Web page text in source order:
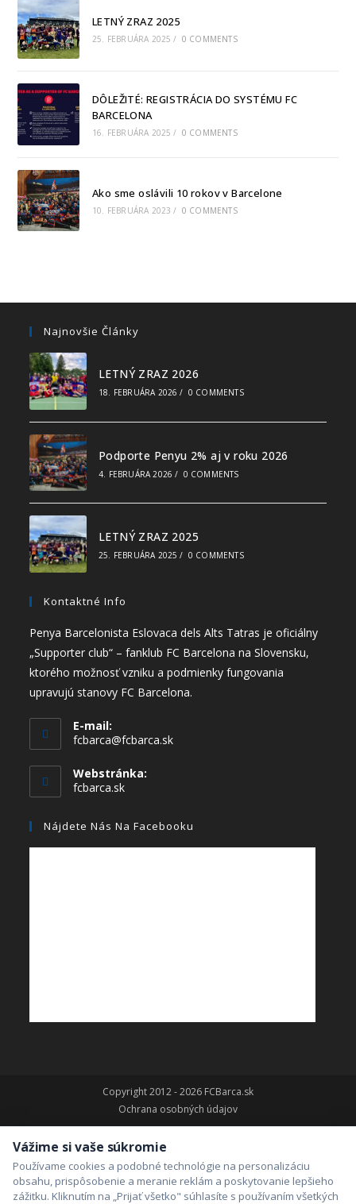
LETNÝ ZRAZ 2025
25. FEBRUÁRA 2025 / 0 COMMENTS
DÔLEŽITÉ: REGISTRÁCIA DO SYSTÉMU FC
BARCELONA
16. FEBRUÁRA 2025 / 0 COMMENTS
Ako sme oslávili 10 rokov v Barcelone
10. FEBRUÁRA 2023 / 0 COMMENTS
Najnovšie Články
LETNÝ ZRAZ 2026
18. FEBRUÁRA 2026 / 0 COMMENTS
Podporte Penyu 2% aj v roku 2026
4. FEBRUÁRA 2026 / 0 COMMENTS
LETNÝ ZRAZ 2025
25. FEBRUÁRA 2025 / 0 COMMENTS
Kontaktné Info
Penya Barcelonista Eslovaca dels Alts Tatras je oficiálny
„Supporter club“ – fanklub FC Barcelona na Slovensku,
ktorého možnosť vzniku a podmienky fungovania
upravujú stanovy FC Barcelona.
E-mail:
fcbarca@fcbarca.sk
Webstránka:
fcbarca.sk
Nájdete Nás Na Facebooku
Copyright 2012 - 2026 FCBarca.sk
Ochrana osobných údajov
Vážime si vaše súkromie
Používame cookies a podobné technológie na personalizáciu
obsahu, prispôsobenie a meranie reklám a poskytovanie lepšieho
zážitku. Kliknutím na „Prijať všetko" súhlasíte s používaním všetkých